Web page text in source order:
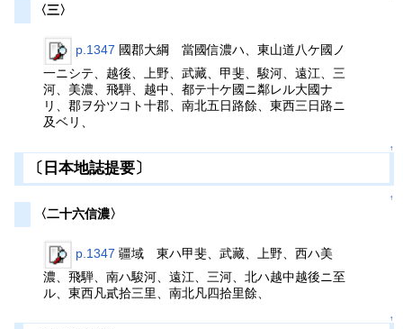
〈三〉
p.1347 國郡大綱 當國信濃ハ、東山道八ケ國ノ
一ニシテ、越後、上野、武藏、甲斐、駿河、遠江、三
河、美濃、飛騨、越中、都テ十ケ國ニ鄰レル大國ナ
リ、郡ヲ分ツコト十郡、南北五日路餘、東西三日路ニ
及ベリ、
↑
〔日本地誌提要〕
↑
〈二十六信濃〉
p.1347 疆域 東ハ甲斐、武藏、上野、西ハ美
濃、飛騨、南ハ駿河、遠江、三河、北ハ越中越後ニ至
ル、東西凡貳拾三里、南北凡四拾里餘、
↑